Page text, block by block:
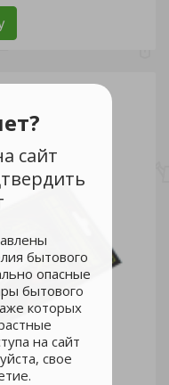
сайт
бытового
опасные
бытового
которых
на сайт
свое